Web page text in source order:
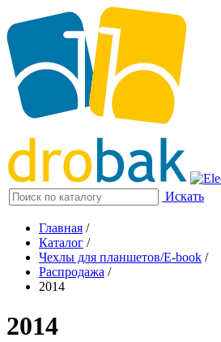
Искать
Главная /
Каталог /
Чехлы для планшетов/E-book /
Распродажа /
2014
2014